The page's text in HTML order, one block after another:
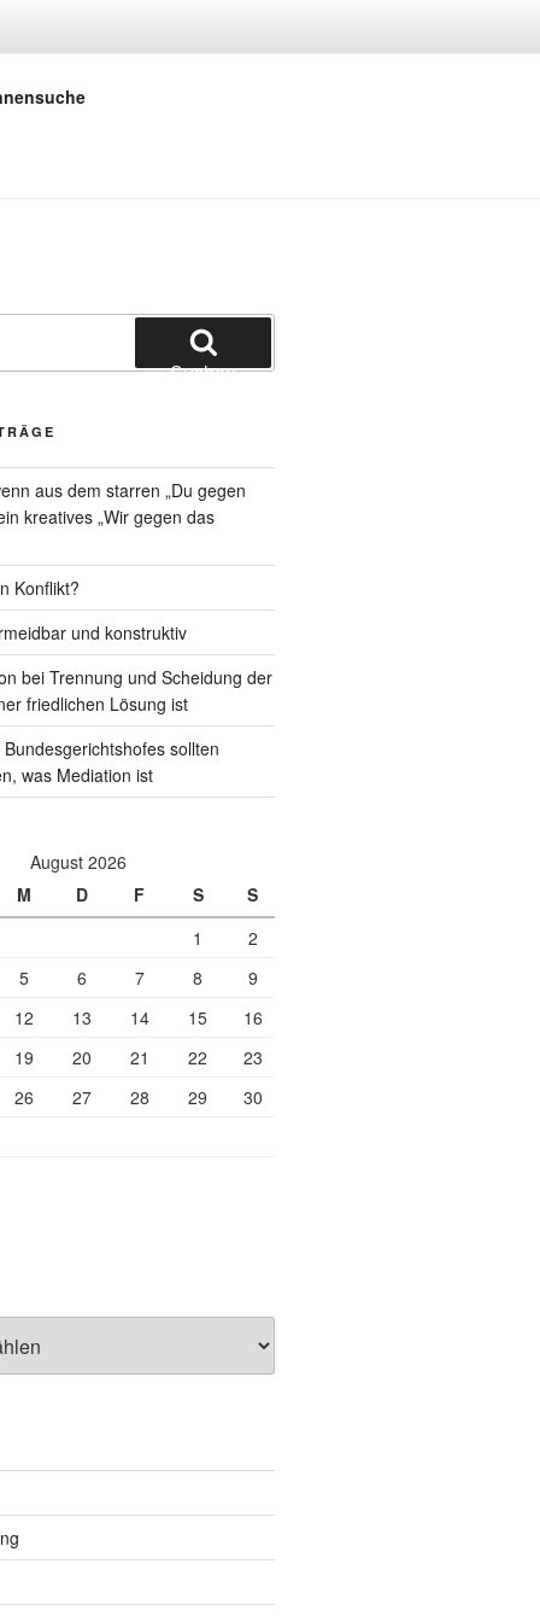
E.V.
Suchen
aus dem starren „Du gegen
kreatives „Wir gegen das
Konflikt?
und konstruktiv
bei Trennung und Scheidung der
friedlichen Lösung ist
sollten
was Mediation ist
August 2026
M D F S
S
1
2
5 6 7 8
9
12 13 14 15
16
19 20 21 22
23
26 27 28 29
30